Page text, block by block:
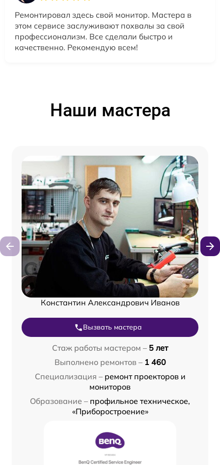
Ремонтировал здесь свой монитор. Мастера в
этом сервисе заслуживают похвалы за свой
профессионализм. Все сделали быстро и
качественно. Рекомендую всем!
Наши мастера
Константин Александрович Иванов
Вызвать мастера
Стаж работы мастером – 5 лет
Выполнено ремонтов – 1 460
Специализация – ремонт проекторов и
мониторов
Образование – профильное техническое,
«Приборостроение»